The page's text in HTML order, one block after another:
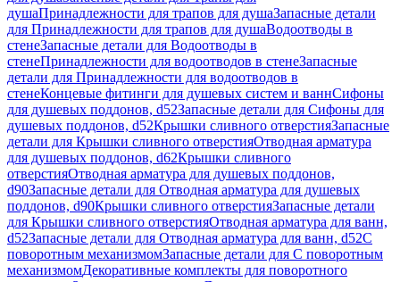
душаПринадлежности для трапов для душаЗапасные детали
для Принадлежности для трапов для душаВодоотводы в
стенеЗапасные детали для Водоотводы в
стенеПринадлежности для водоотводов в стенеЗапасные
детали для Принадлежности для водоотводов в
стенеКонцевые фитинги для душевых систем и ваннСифоны
для душевых поддонов, d52Запасные детали для Сифоны для
душевых поддонов, d52Крышки сливного отверстияЗапасные
детали для Крышки сливного отверстияОтводная арматура
для душевых поддонов, d62Крышки сливного
отверстияОтводная арматура для душевых поддонов,
d90Запасные детали для Отводная арматура для душевых
поддонов, d90Крышки сливного отверстияЗапасные детали
для Крышки сливного отверстияОтводная арматура для ванн,
d52Запасные детали для Отводная арматура для ванн, d52С
поворотным механизмомЗапасные детали для С поворотным
механизмомДекоративные комплекты для поворотного